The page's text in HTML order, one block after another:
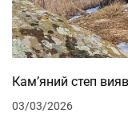
Кам’яний степ
03/03/2026